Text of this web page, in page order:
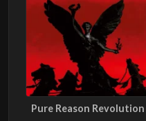
Pure Reason Revolution